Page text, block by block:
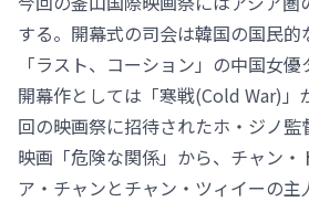
する。開幕式の司会は韓国の国民的
「ラスト、コーション」の中国女優
開幕作としては「寒戦(Cold War)」
回の映画祭に招待されたホ・ジノ監
映画「危険な関係」から、チャン・
ア・チャンとチャン・ツィイーの